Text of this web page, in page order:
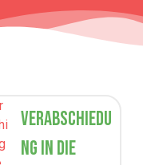
Verabschiedu
ng in die